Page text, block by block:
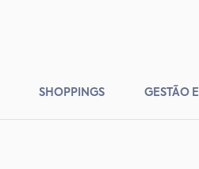
SHOPPINGS GESTÃO